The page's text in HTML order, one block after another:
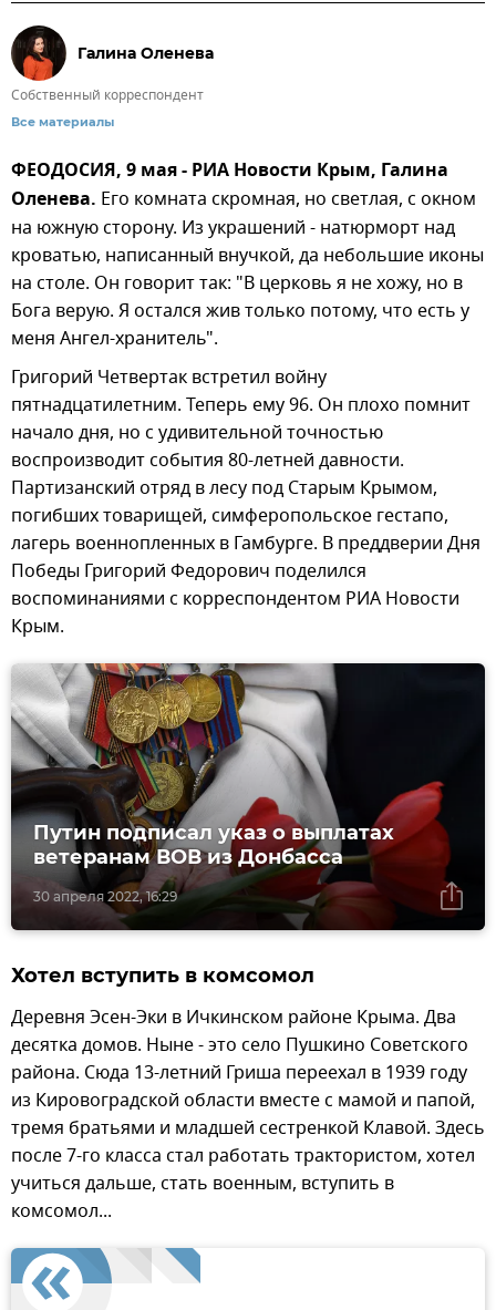
Галина Оленева
Собственный корреспондент
Все материалы
ФЕОДОСИЯ, 9 мая - РИА Новости Крым, Галина
Оленева. Его комната скромная, но светлая, с окном
на южную сторону. Из украшений - натюрморт над
кроватью, написанный внучкой, да небольшие иконы
на столе. Он говорит так: "В церковь я не хожу, но в
Бога верую. Я остался жив только потому, что есть у
меня Ангел-хранитель".
Григорий Четвертак встретил войну
пятнадцатилетним. Теперь ему 96. Он плохо помнит
начало дня, но с удивительной точностью
воспроизводит события 80-летней давности.
Партизанский отряд в лесу под Старым Крымом,
погибших товарищей, симферопольское гестапо,
лагерь военнопленных в Гамбурге. В преддверии Дня
Победы Григорий Федорович поделился
воспоминаниями с корреспондентом РИА Новости
Крым.
30 апреля 2022, 16:29
Путин подписал указ о выплатах
ветеранам ВОВ из Донбасса
Хотел вступить в комсомол
Деревня Эсен-Эки в Ичкинском районе Крыма. Два
десятка домов. Ныне - это село Пушкино Советского
района. Сюда 13-летний Гриша переехал в 1939 году
из Кировоградской области вместе с мамой и папой,
тремя братьями и младшей сестренкой Клавой. Здесь
после 7-го класса стал работать трактористом, хотел
учиться дальше, стать военным, вступить в
комсомол...